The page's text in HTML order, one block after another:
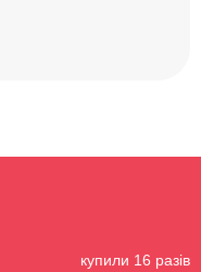
купили 16 разів